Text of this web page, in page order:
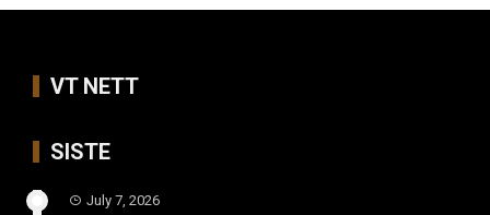
VT NETT
SISTE
July 7, 2026